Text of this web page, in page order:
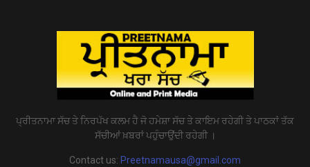
ਪ੍ਰੀਤਨਾਮਾ ਸੱਚ ਤੇ ਨਿਰਪੱਖ ਕਲਮ ਹੈ ਜੋ ਹਮੇਸ਼ਾ ਸੱਚ ਤੇ ਕਾਇਮ ਰਹੇਗੀ ਤੇ ਪਾਠਕਾਂ ਤੱਕ
ਸੱਚੀਆਂ ਖ਼ਬਰਾਂ ਪਹੁੰਚਾਉਂਦੀ ਰਹੇਗੀ ।
Contact us: Preetnamausa@gmail.com